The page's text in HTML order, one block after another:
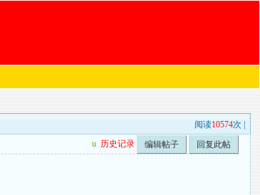
阅读10574次 |
u 历史记录 编辑帖子 回复此帖